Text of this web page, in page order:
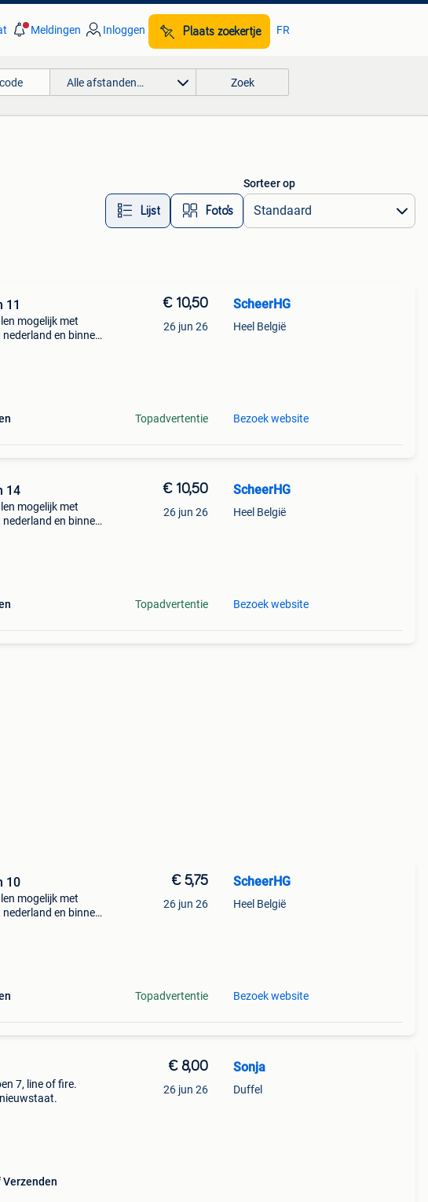
Meldingen Inloggen Plaats zoekertje FR
Alle afstanden… Zoek
Lijst Foto’s
Sorteer op
11
mogelijk met
en binnen
€ 10,50
26 jun 26
Topadvertentie
ScheerHG
Heel België
Bezoek website
14
mogelijk met
en binnen
€ 10,50
26 jun 26
Topadvertentie
ScheerHG
Heel België
Bezoek website
10
mogelijk met
en binnen
€ 5,75
26 jun 26
Topadvertentie
ScheerHG
Heel België
Bezoek website
7, line of fire.
€ 8,00
26 jun 26
Sonja
Duffel